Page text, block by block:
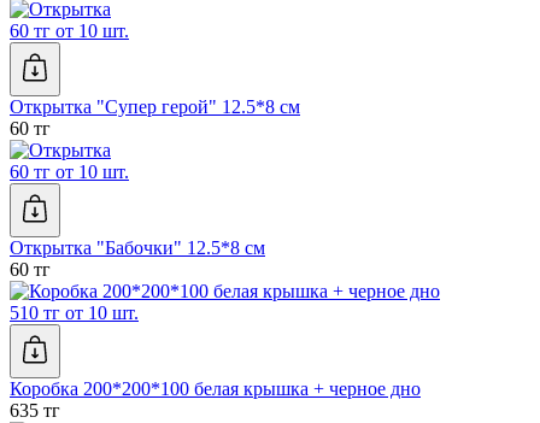
60 тг от 10 шт.
Открытка "Супер герой" 12.5*8 см
60 тг
60 тг от 10 шт.
Открытка "Бабочки" 12.5*8 см
60 тг
510 тг от 10 шт.
Коробка 200*200*100 белая крышка + черное дно
635 тг